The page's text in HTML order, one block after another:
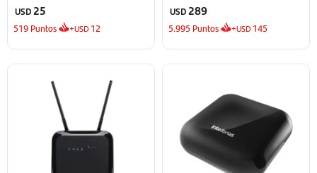
USD 25
519 Puntos +USD 12
USD 289
5.995 Puntos +USD 145